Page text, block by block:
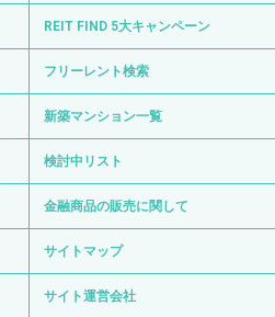
REIT FIND 5大キャンペーン
フリーレント検索
新築マンション一覧
検討中リスト
金融商品の販売に関して
サイトマップ
サイト運営会社